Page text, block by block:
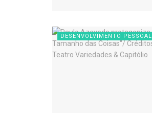
DESENVOLVIMENTO PESSOAL